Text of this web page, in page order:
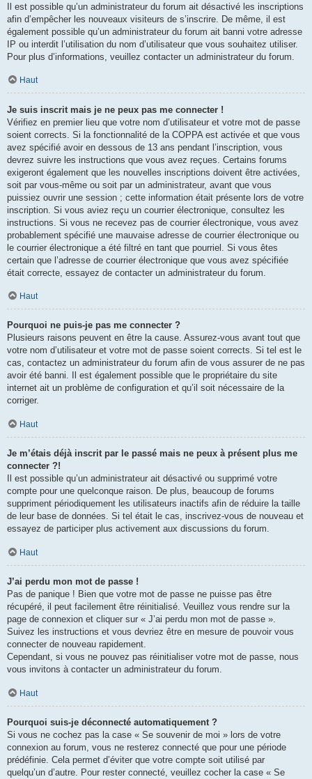
Il est possible qu’un administrateur du forum ait désactivé les inscriptions
afin d’empêcher les nouveaux visiteurs de s’inscrire. De même, il est
également possible qu’un administrateur du forum ait banni votre adresse
IP ou interdit l’utilisation du nom d’utilisateur que vous souhaitez utiliser.
Pour plus d’informations, veuillez contacter un administrateur du forum.
Haut
Je suis inscrit mais je ne peux pas me connecter !
Vérifiez en premier lieu que votre nom d’utilisateur et votre mot de passe
soient corrects. Si la fonctionnalité de la COPPA est activée et que vous
avez spécifié avoir en dessous de 13 ans pendant l’inscription, vous
devrez suivre les instructions que vous avez reçues. Certains forums
exigeront également que les nouvelles inscriptions doivent être activées,
soit par vous-même ou soit par un administrateur, avant que vous
puissiez ouvrir une session ; cette information était présente lors de votre
inscription. Si vous aviez reçu un courrier électronique, consultez les
instructions. Si vous ne recevez pas de courrier électronique, vous avez
probablement spécifié une mauvaise adresse de courrier électronique ou
le courrier électronique a été filtré en tant que pourriel. Si vous êtes
certain que l’adresse de courrier électronique que vous avez spécifiée
était correcte, essayez de contacter un administrateur du forum.
Haut
Pourquoi ne puis-je pas me connecter ?
Plusieurs raisons peuvent en être la cause. Assurez-vous avant tout que
votre nom d’utilisateur et votre mot de passe soient corrects. Si tel est le
cas, contactez un administrateur du forum afin de vous assurer de ne pas
avoir été banni. Il est également possible que le propriétaire du site
internet ait un problème de configuration et qu’il soit nécessaire de la
corriger.
Haut
Je m’étais déjà inscrit par le passé mais ne peux à présent plus me
connecter ?!
Il est possible qu’un administrateur ait désactivé ou supprimé votre
compte pour une quelconque raison. De plus, beaucoup de forums
suppriment périodiquement les utilisateurs inactifs afin de réduire la taille
de leur base de données. Si tel était le cas, inscrivez-vous de nouveau et
essayez de participer plus activement aux discussions du forum.
Haut
J’ai perdu mon mot de passe !
Pas de panique ! Bien que votre mot de passe ne puisse pas être
récupéré, il peut facilement être réinitialisé. Veuillez vous rendre sur la
page de connexion et cliquer sur « J’ai perdu mon mot de passe ».
Suivez les instructions et vous devriez être en mesure de pouvoir vous
connecter de nouveau rapidement.
Cependant, si vous ne pouvez pas réinitialiser votre mot de passe, nous
vous invitons à contacter un administrateur du forum.
Haut
Pourquoi suis-je déconnecté automatiquement ?
Si vous ne cochez pas la case « Se souvenir de moi » lors de votre
connexion au forum, vous ne resterez connecté que pour une période
prédéfinie. Cela permet d’éviter que votre compte soit utilisé par
quelqu’un d’autre. Pour rester connecté, veuillez cocher la case « Se